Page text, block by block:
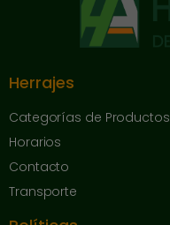
Herrajes
Categorías de Productos
Horarios
Contacto
Transporte